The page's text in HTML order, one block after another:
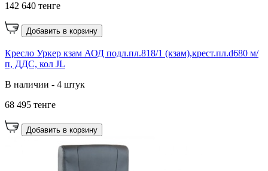
142 640 тенге
Добавить в корзину
Кресло Уркер кзам АОД подл.пл.818/1 (кзам),крест.пл.d680 м/
п, ДДС, кол JL
В наличии - 4 штук
68 495 тенге
Добавить в корзину